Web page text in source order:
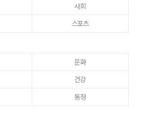
사회
스포츠
문화
건강
동정